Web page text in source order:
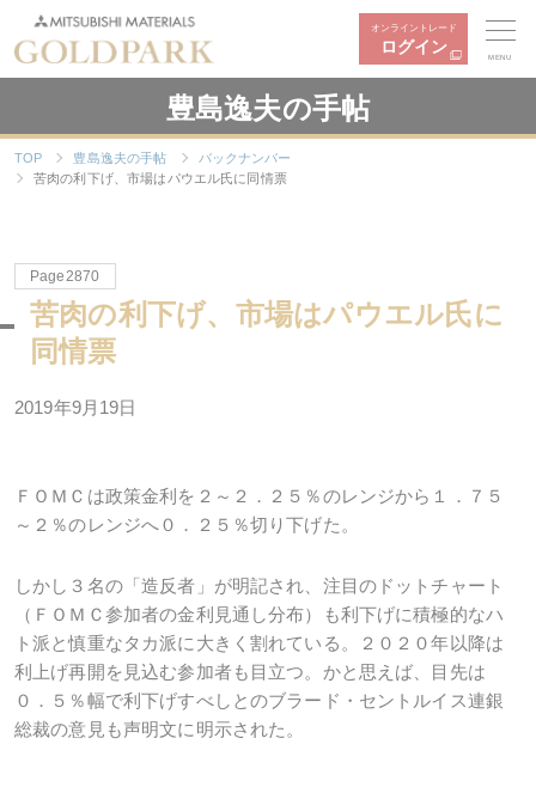
オンライントレード
ログイン
MENU
豊島逸夫の手帖
TOP 豊島逸夫の手帖
バックナンバー
苦肉の利下げ、市場はパウエル氏に同情票
Page2870
苦肉の利下げ、市場はパウエル氏に
同情票
2019年9月19日
ＦＯＭＣは政策金利を２～２．２５％のレンジから１．７５
～２％のレンジへ０．２５％切り下げた。
しかし３名の「造反者」が明記され、注目のドットチャート
（ＦＯＭＣ参加者の金利見通し分布）も利下げに積極的なハ
ト派と慎重なタカ派に大きく割れている。２０２０年以降は
利上げ再開を見込む参加者も目立つ。かと思えば、目先は
０．５％幅で利下げすべしとのブラード・セントルイス連銀
総裁の意見も声明文に明示された。